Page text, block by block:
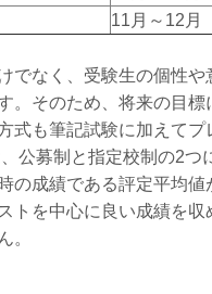
11月～12月
でなく、受験生の個性や
。そのため、将来の目標
式も筆記試験に加えて
公募制と指定校制の2つ
の成績である評定平均値
トを中心に良い成績を収
。